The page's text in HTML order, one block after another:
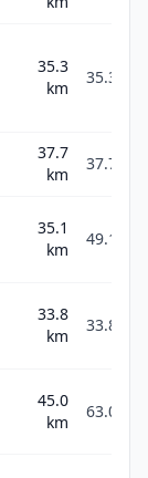
35.3
km
35.3
37.7
km
37.7
35.1
km
49.1
33.8
km
33.8
45.0
km
63.0